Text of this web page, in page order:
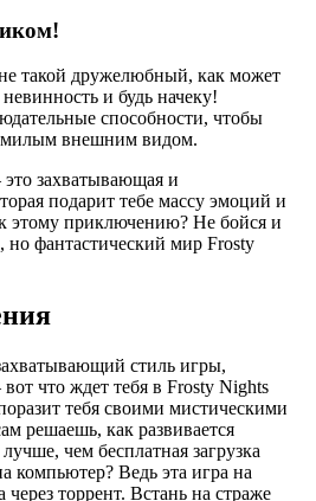
такой дружелюбный, как может
и будь начеку!
способности, чтобы
милым внешним видом.
захватывающая и
подарит тебе массу эмоций и
этому приключению? Не бойся и
но фантастический мир Frosty
стиль игры,
что ждет тебя в Frosty Nights
тебя своими мистическими
решаешь, как развивается
чем бесплатная загрузка
компьютер? Ведь эта игра на
торрент. Встань на страже